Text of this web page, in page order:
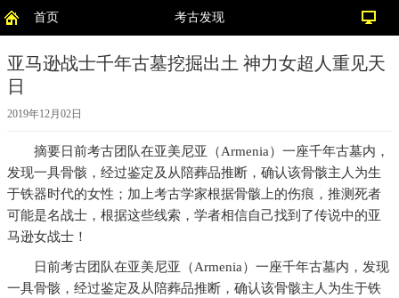
首页 考古发现
亚马逊战士千年古墓挖掘出土 神力女超人重见天
日
2019年12月02日
摘要日前考古团队在亚美尼亚（Armenia）一座千年古墓内，
发现一具骨骸，经过鉴定及从陪葬品推断，确认该骨骸主人为生
于铁器时代的女性；加上考古学家根据骨骸上的伤痕，推测死者
可能是名战士，根据这些线索，学者相信自己找到了传说中的亚
马逊女战士！
日前考古团队在亚美尼亚（Armenia）一座千年古墓内，发现
一具骨骸，经过鉴定及从陪葬品推断，确认该骨骸主人为生于铁